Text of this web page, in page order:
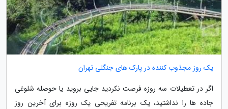
یک روز مجذوب کننده در پارک های جنگلی تهران
اگر در تعطیلات سه روزه فرصت نکردید جایی بروید یا حوصله شلوغی
جاده ها را نداشتید، یک برنامه تفریحی یک روزه برای آخرین روز